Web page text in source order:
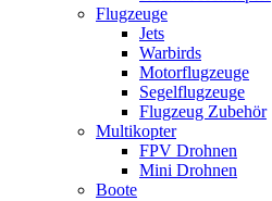
Flugzeuge
Jets
Warbirds
Motorflugzeuge
Segelflugzeuge
Flugzeug Zubehör
Multikopter
FPV Drohnen
Mini Drohnen
Boote